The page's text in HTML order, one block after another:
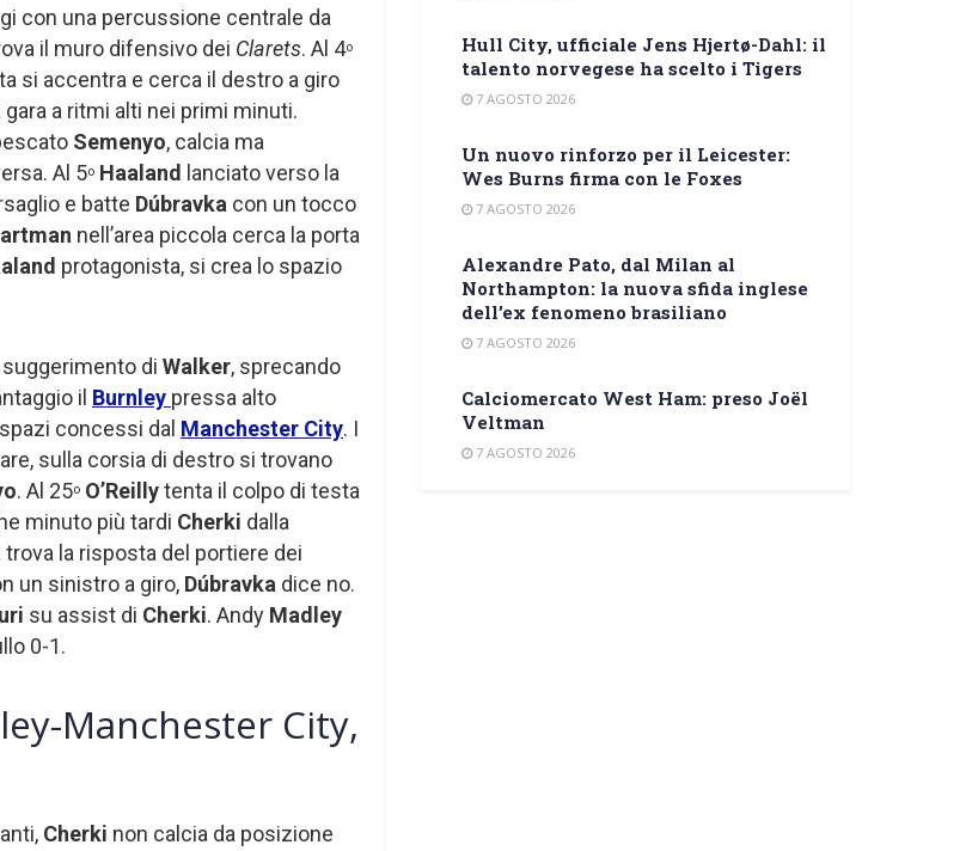
con una percussione centrale da
il muro difensivo dei Clarets. Al 4o
si accentra e cerca il destro a giro
gara a ritmi alti nei primi minuti.
Semenyo, calcia ma
Al 5o Haaland lanciato verso la
e batte Dúbravka con un tocco
nell’area piccola cerca la porta
protagonista, si crea lo spazio
di Walker, sprecando
il Burnley pressa alto
concessi dal Manchester City. I
sulla corsia di destro si trovano
. Al 25o O’Reillytenta il colpo di testa
minuto più tardi Cherki dalla
la risposta del portiere dei
un sinistro a giro, Dúbravka dice no.
su assist di Cherki. Andy Madley
0-1.
Manchester City,
Cherki non calcia da posizione
Hull City, ufficiale Jens Hjertø-Dahl: il
talento norvegese ha scelto i Tigers
7 AGOSTO 2026
Un nuovo rinforzo per il Leicester:
Wes Burns firma con le Foxes
7 AGOSTO 2026
Alexandre Pato, dal Milan al
Northampton: la nuova sfida inglese
dell’ex fenomeno brasiliano
7 AGOSTO 2026
Calciomercato West Ham: preso Joël
Veltman
7 AGOSTO 2026